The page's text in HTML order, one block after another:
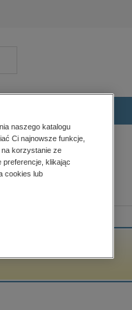
naszego katalogu
Ci najnowsze funkcje,
korzystanie ze
preferencje, klikając
cookies lub